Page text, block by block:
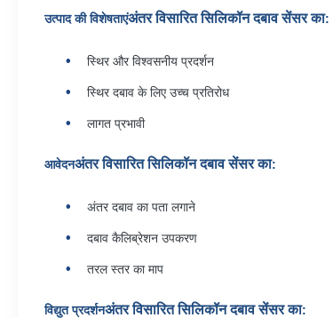
उत्पाद की विशेषताएंअंतर विसारित सिलिकॉन दबाव सेंसर का:
स्थिर और विश्वसनीय प्रदर्शन
स्थिर दबाव के लिए उच्च प्रतिरोध
लागत प्रभावी
आवेदनअंतर विसारित सिलिकॉन दबाव सेंसर का:
अंतर दबाव का पता लगाने
दबाव कैलिब्रेशन उपकरण
तरल स्तर का माप
विद्युत प्रदर्शनअंतर विसारित सिलिकॉन दबाव सेंसर का: